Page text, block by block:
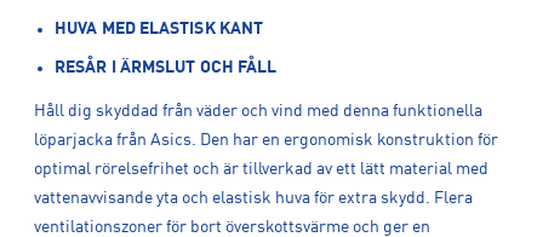
HUVA MED ELASTISK KANT
RESÅR I ÄRMSLUT OCH FÅLL
Håll dig skyddad från väder och vind med denna funktionella
löparjacka från Asics. Den har en ergonomisk konstruktion för
optimal rörelsefrihet och är tillverkad av ett lätt material med
vattenavvisande yta och elastisk huva för extra skydd. Flera
ventilationszoner för bort överskottsvärme och ger en